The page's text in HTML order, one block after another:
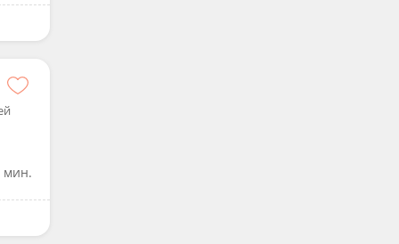
мин.